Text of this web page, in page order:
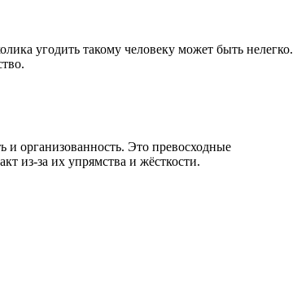
угодить такому человеку может быть нелегко.
и организованность. Это превосходные
из-за их упрямства и жёсткости.